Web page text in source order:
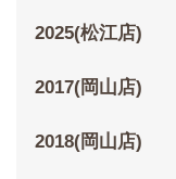
2025(松江店)
2017(岡山店)
2018(岡山店)